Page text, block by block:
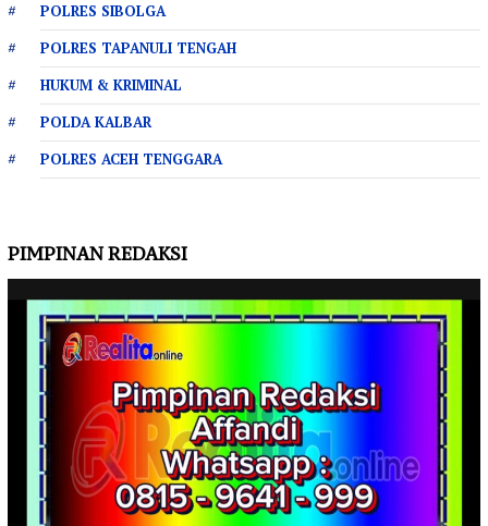
POLRES SIBOLGA
POLRES TAPANULI TENGAH
HUKUM & KRIMINAL
POLDA KALBAR
POLRES ACEH TENGGARA
PIMPINAN REDAKSI